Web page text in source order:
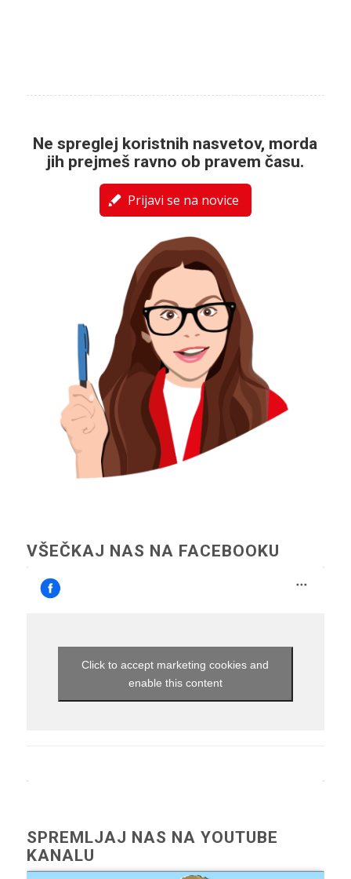
Ne spreglej koristnih nasvetov, morda
jih prejmeš ravno ob pravem času.
Prijavi se na novice
VŠEČKAJ NAS NA FACEBOOKU
Click to accept marketing cookies and
enable this content
SPREMLJAJ NAS NA YOUTUBE
KANALU